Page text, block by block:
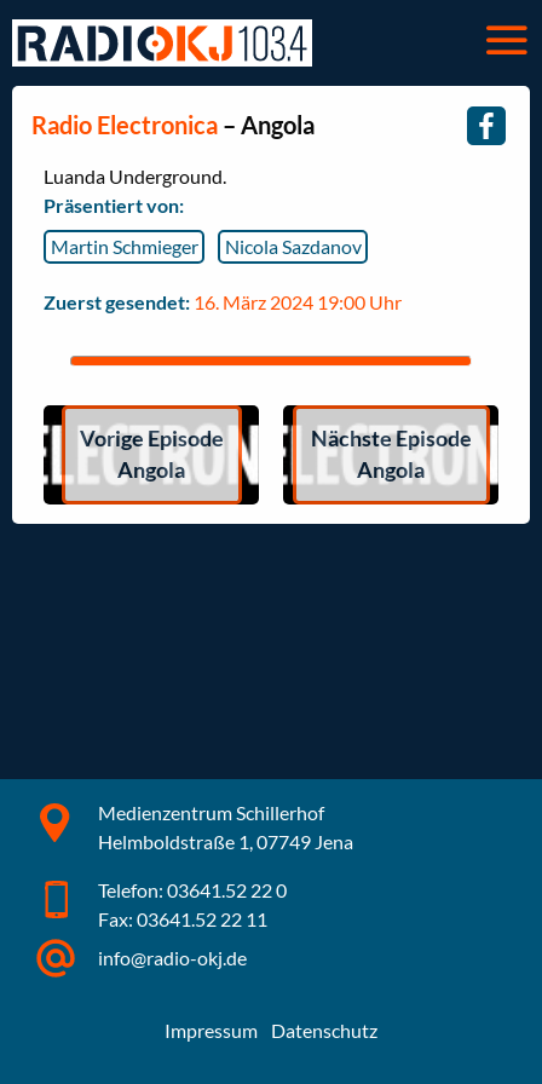
Radio Electronica – Angola
Luanda Underground.
Präsentiert von:
Martin Schmieger
Nicola Sazdanov
Zuerst gesendet: 16. März 2024 19:00 Uhr
Vorige Episode
Angola
Nächste Episode
Angola
Medienzentrum Schillerhof
Helmboldstraße 1, 07749 Jena
Telefon: 03641.52 22 0
Fax: 03641.52 22 11
info@radio-okj.de
Impressum Datenschutz